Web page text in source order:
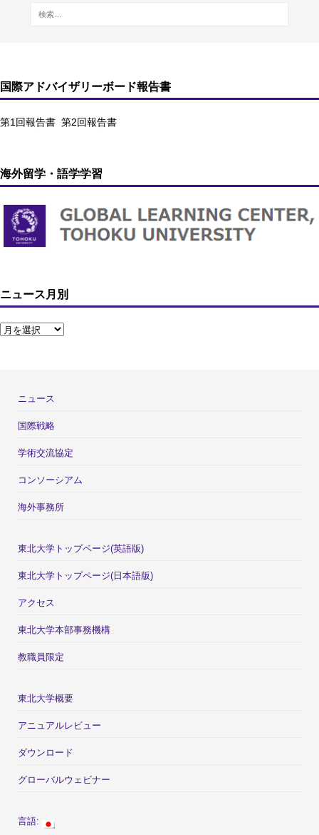
国際アドバイザリーボード報告書
第1回報告書 第2回報告書
海外留学・語学学習
ニュース月別
ニュース
国際戦略
学術交流協定
コンソーシアム
海外事務所
東北大学トップページ(英語版)
東北大学トップページ(日本語版)
アクセス
東北大学本部事務機構
教職員限定
東北大学概要
アニュアルレビュー
ダウンロード
グローバルウェビナー
言語: